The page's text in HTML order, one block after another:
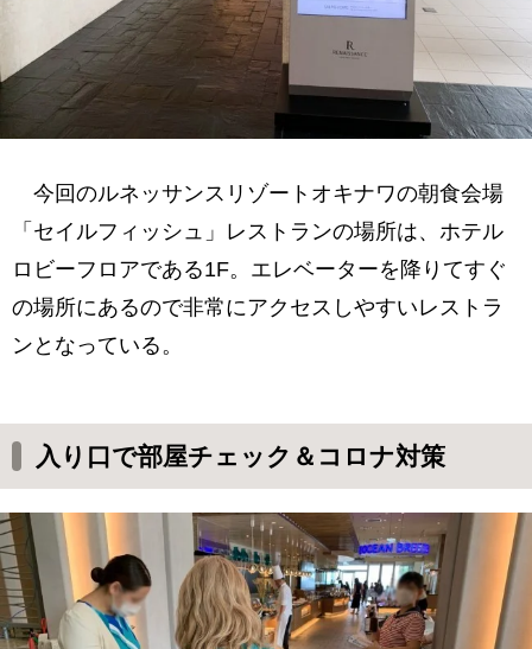
今回のルネッサンスリゾートオキナワの朝食会場
「セイルフィッシュ」レストランの場所は、ホテル
ロビーフロアである1F。エレベーターを降りてすぐ
の場所にあるので非常にアクセスしやすいレストラ
ンとなっている。
入り口で部屋チェック＆コロナ対策